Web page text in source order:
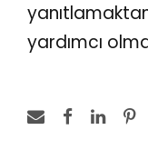
yardımcı